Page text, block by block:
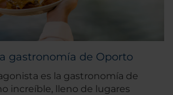
gastronomía de Oporto
es la gastronomía de
increíble, lleno de lugares